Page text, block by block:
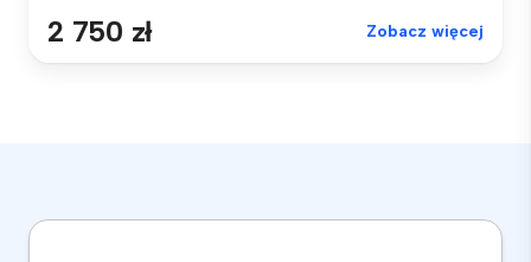
2 750 zł Zobacz więcej